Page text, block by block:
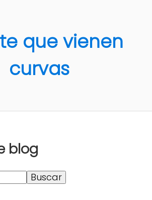
que vienen
curvas
blog